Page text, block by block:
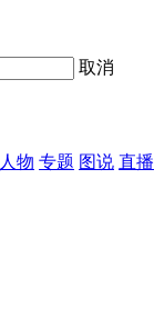
取消
人物 专题 图说 直播